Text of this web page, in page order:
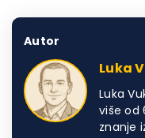
Autor
Luka
Luka
više od
znanje